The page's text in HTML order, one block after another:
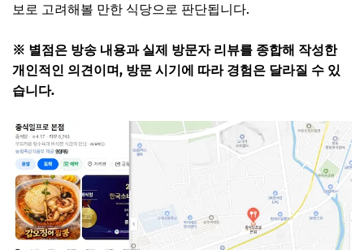
보로 고려해볼 만한 식당으로 판단됩니다.
※ 별점은 방송 내용과 실제 방문자 리뷰를 종합해 작성한
개인적인 의견이며, 방문 시기에 따라 경험은 달라질 수 있
습니다.